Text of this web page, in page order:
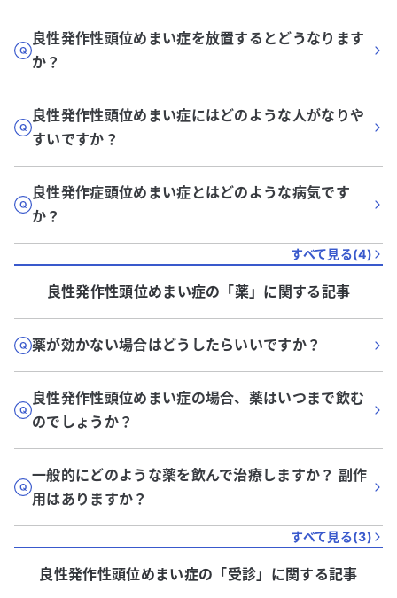
良性発作性頭位めまい症を放置するとどうなります
か？
良性発作性頭位めまい症にはどのような人がなりや
すいですか？
良性発作症頭位めまい症とはどのような病気です
か？
すべて見る(4)
良性発作性頭位めまい症の「薬」に関する記事
薬が効かない場合はどうしたらいいですか？
良性発作性頭位めまい症の場合、薬はいつまで飲む
のでしょうか？
一般的にどのような薬を飲んで治療しますか？ 副作
用はありますか？
すべて見る(3)
良性発作性頭位めまい症の「受診」に関する記事